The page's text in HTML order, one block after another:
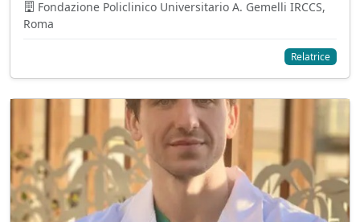
Fondazione Policlinico Universitario A. Gemelli IRCCS,
Roma
Relatrice